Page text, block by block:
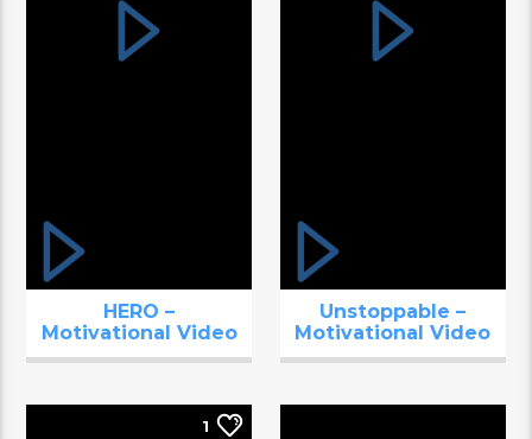
HERO –
Motivational Video
Unstoppable –
Motivational Video
1